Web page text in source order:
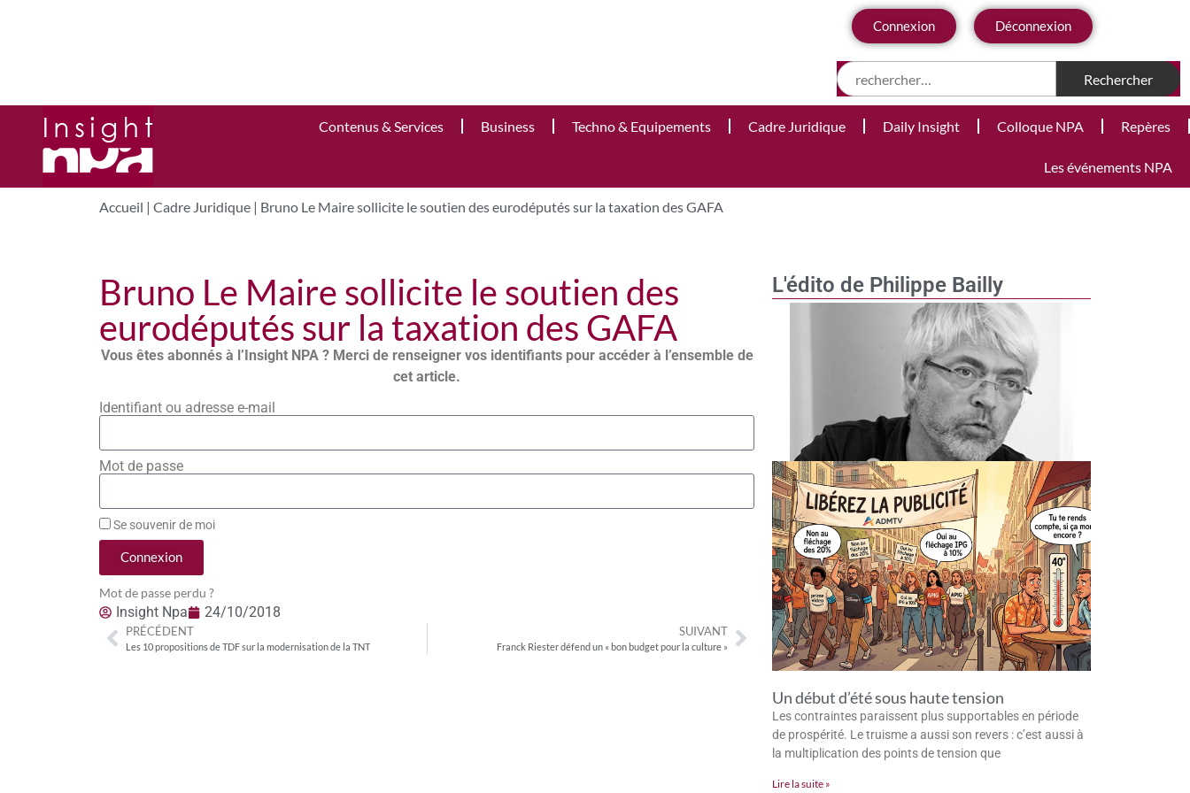
Connexion Déconnexion
Contenus & Services Business Techno & Equipements Cadre Juridique Daily Insight Colloque NPA Repères
Les événements NPA
Accueil | Cadre Juridique | Bruno Le Maire sollicite le soutien des eurodéputés sur la taxation des GAFA
L'édito de Philippe Bailly
Un début d’été sous haute tension
Les contraintes paraissent plus supportables en période
de prospérité. Le truisme a aussi son revers : c’est aussi à
la multiplication des points de tension que
Lire la suite »
Bruno Le Maire sollicite le soutien des
eurodéputés sur la taxation des GAFA
Vous êtes abonnés à l’Insight NPA ? Merci de renseigner vos identifiants pour accéder à l’ensemble de
cet article.
Identifiant ou adresse e-mail
Mot de passe
Se souvenir de moi
Connexion
Mot de passe perdu ?
Insight Npa 24/10/2018
PRÉCÉDENT
Les 10 propositions de TDF sur la modernisation de la TNT
SUIVANT
Franck Riester défend un « bon budget pour la culture »